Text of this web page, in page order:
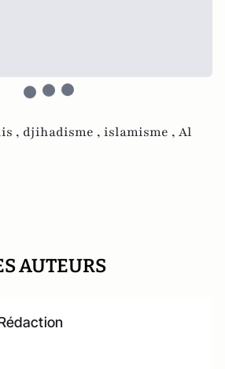
, djihadisme , islamisme , Al
AUTEURS